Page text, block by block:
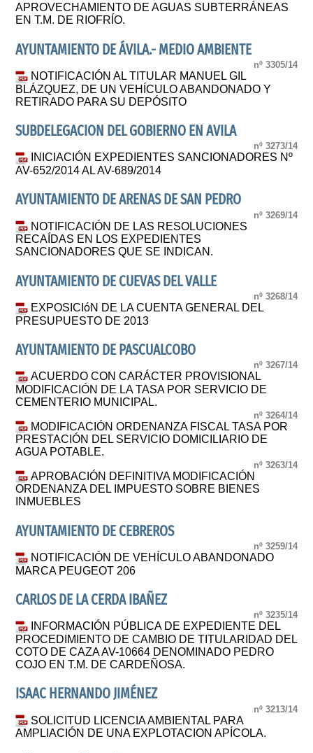
APROVECHAMIENTO DE AGUAS SUBTERRÁNEAS
EN T.M. DE RIOFRÍO.
AYUNTAMIENTO DE ÁVILA.- MEDIO AMBIENTE
nº 3305/14
NOTIFICACIÓN AL TITULAR MANUEL GIL
BLÁZQUEZ, DE UN VEHÍCULO ABANDONADO Y
RETIRADO PARA SU DEPÓSITO
SUBDELEGACION DEL GOBIERNO EN AVILA
nº 3273/14
INICIACIÓN EXPEDIENTES SANCIONADORES Nº
AV-652/2014 AL AV-689/2014
AYUNTAMIENTO DE ARENAS DE SAN PEDRO
nº 3269/14
NOTIFICACIÓN DE LAS RESOLUCIONES
RECAÍDAS EN LOS EXPEDIENTES
SANCIONADORES QUE SE INDICAN.
AYUNTAMIENTO DE CUEVAS DEL VALLE
nº 3268/14
EXPOSICIóN DE LA CUENTA GENERAL DEL
PRESUPUESTO DE 2013
AYUNTAMIENTO DE PASCUALCOBO
nº 3267/14
ACUERDO CON CARÁCTER PROVISIONAL
MODIFICACIÓN DE LA TASA POR SERVICIO DE
CEMENTERIO MUNICIPAL.
nº 3264/14
MODIFICACIÓN ORDENANZA FISCAL TASA POR
PRESTACIÓN DEL SERVICIO DOMICILIARIO DE
AGUA POTABLE.
nº 3263/14
APROBACIÓN DEFINITIVA MODIFICACIÓN
ORDENANZA DEL IMPUESTO SOBRE BIENES
INMUEBLES
AYUNTAMIENTO DE CEBREROS
nº 3259/14
NOTIFICACIÓN DE VEHÍCULO ABANDONADO
MARCA PEUGEOT 206
CARLOS DE LA CERDA IBAÑEZ
nº 3235/14
INFORMACIÓN PÚBLICA DE EXPEDIENTE DEL
PROCEDIMIENTO DE CAMBIO DE TITULARIDAD DEL
COTO DE CAZA AV-10664 DENOMINADO PEDRO
COJO EN T.M. DE CARDEÑOSA.
ISAAC HERNANDO JIMÉNEZ
nº 3213/14
SOLICITUD LICENCIA AMBIENTAL PARA
AMPLIACIÓN DE UNA EXPLOTACION APÍCOLA.